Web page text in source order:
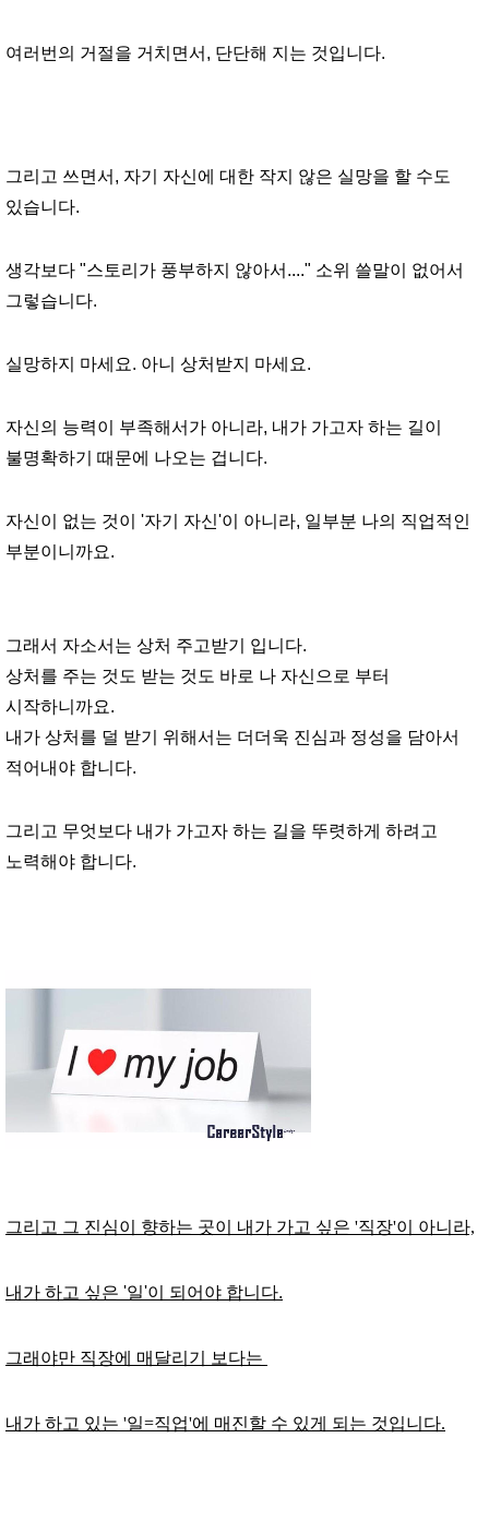
여러번의 거절을 거치면서, 단단해 지는 것입니다.
그리고 쓰면서, 자기 자신에 대한 작지 않은 실망을 할 수도
있습니다.
생각보다 "스토리가 풍부하지 않아서...." 소위 쓸말이 없어서
그렇습니다.
실망하지 마세요. 아니 상처받지 마세요.
자신의 능력이 부족해서가 아니라, 내가 가고자 하는 길이
불명확하기 때문에 나오는 겁니다.
자신이 없는 것이 '자기 자신'이 아니라, 일부분 나의 직업적인
부분이니까요.
그래서 자소서는 상처 주고받기 입니다.
상처를 주는 것도 받는 것도 바로 나 자신으로 부터
시작하니까요.
내가 상처를 덜 받기 위해서는 더더욱 진심과 정성을 담아서
적어내야 합니다.
그리고 무엇보다 내가 가고자 하는 길을 뚜렷하게 하려고
노력해야 합니다.
그리고 그 진심이 향하는 곳이 내가 가고 싶은 '직장'이 아니라,
내가 하고 싶은 '일'이 되어야 합니다.
그래야만 직장에 매달리기 보다는
내가 하고 있는 '일=직업'에 매진할 수 있게 되는 것입니다.